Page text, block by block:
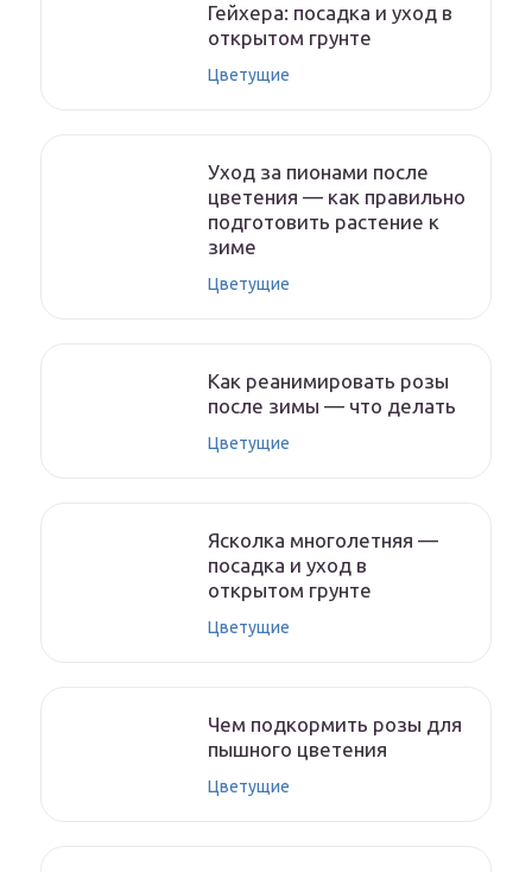
Гейхера: посадка и уход в
открытом грунте
Цветущие
Уход за пионами после
цветения — как правильно
подготовить растение к
зиме
Цветущие
Как реанимировать розы
после зимы — что делать
Цветущие
Ясколка многолетняя —
посадка и уход в
открытом грунте
Цветущие
Чем подкормить розы для
пышного цветения
Цветущие